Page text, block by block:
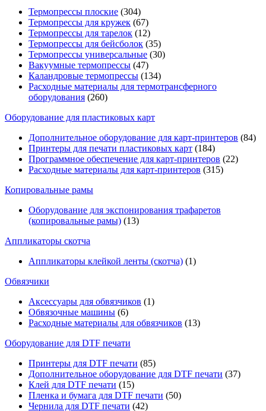
Термопрессы плоские (304)
Термопрессы для кружек (67)
Термопрессы для тарелок (12)
Термопрессы для бейсболок (35)
Термопрессы универсальные (30)
Вакуумные термопрессы (47)
Каландровые термопрессы (134)
Расходные материалы для термотрансферного
оборудования (260)
Оборудование для пластиковых карт
Дополнительное оборудование для карт-принтеров (84)
Принтеры для печати пластиковых карт (184)
Программное обеспечение для карт-принтеров (22)
Расходные материалы для карт-принтеров (315)
Копировальные рамы
Оборудование для экспонирования трафаретов
(копировальные рамы) (13)
Аппликаторы скотча
Аппликаторы клейкой ленты (скотча) (1)
Обвязчики
Аксессуары для обвязчиков (1)
Обвязочные машины (6)
Расходные материалы для обвязчиков (13)
Оборудование для DTF печати
Принтеры для DTF печати (85)
Дополнительное оборудование для DTF печати (37)
Клей для DTF печати (15)
Пленка и бумага для DTF печати (50)
Чернила для DTF печати (42)